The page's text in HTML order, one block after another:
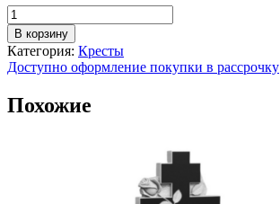
Количество
товара
Памятник
крест-073
В корзину
Категория: Кресты
Доступно оформление покупки в рассрочку
Похожие